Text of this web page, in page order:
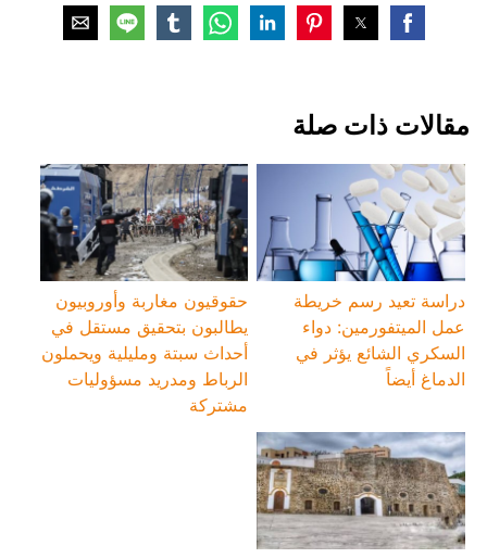
‏مقالات ذات صلة
دراسة تعيد رسم خريطة
عمل الميتفورمين: دواء
السكري الشائع يؤثر في
الدماغ أيضاً
حقوقيون مغاربة وأوروبيون
يطالبون بتحقيق مستقل في
أحداث سبتة ومليلية ويحملون
الرباط ومدريد مسؤوليات
مشتركة